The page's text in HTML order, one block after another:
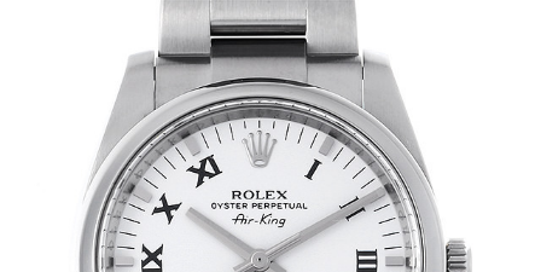
全てのブランドを見
る
ロレックス
パテック
フィリップ